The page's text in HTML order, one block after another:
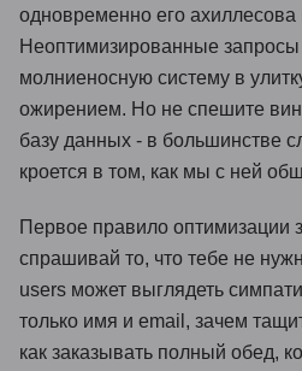
одновременно его ахиллесова
Неоптимизированные
молниеносную систему в
ожирением. Но не спешите
базу данных - в большинстве
кроется в том, как мы с ней
Первое правило оптимизации
спрашивай то, что тебе не
users может выглядеть
только имя и email, зачем
как заказывать полный обед,